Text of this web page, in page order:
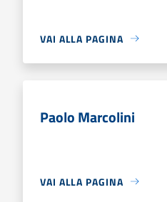
VAI ALLA PAGINA
Paolo Marcolini
VAI ALLA PAGINA